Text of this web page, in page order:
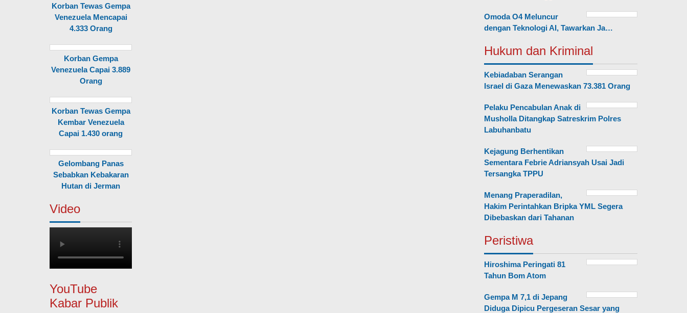
Korban Tewas Gempa
Venezuela Mencapai
4.333 Orang
Korban Gempa
Venezuela Capai 3.889
Orang
Korban Tewas Gempa
Kembar Venezuela
Capai 1.430 orang
Gelombang Panas
Sebabkan Kebakaran
Hutan di Jerman
Video
YouTube
Kabar Publik
Omoda O4 Meluncur
dengan Teknologi AI, Tawarkan Ja…
Hukum dan Kriminal
Kebiadaban Serangan
Israel di Gaza Menewaskan 73.381 Orang
Pelaku Pencabulan Anak di
Musholla Ditangkap Satreskrim Polres
Labuhanbatu
Kejagung Berhentikan
Sementara Febrie Adriansyah Usai Jadi
Tersangka TPPU
Menang Praperadilan,
Hakim Perintahkan Bripka YML Segera
Dibebaskan dari Tahanan
Peristiwa
Hiroshima Peringati 81
Tahun Bom Atom
Gempa M 7,1 di Jepang
Diduga Dipicu Pergeseran Sesar yang